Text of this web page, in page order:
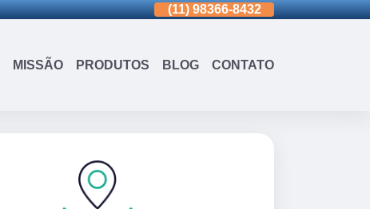
(11)3963-0036 (11)98366-8432 (15)3326-
MISSÃO PRODUTOS BLOG CONTATO